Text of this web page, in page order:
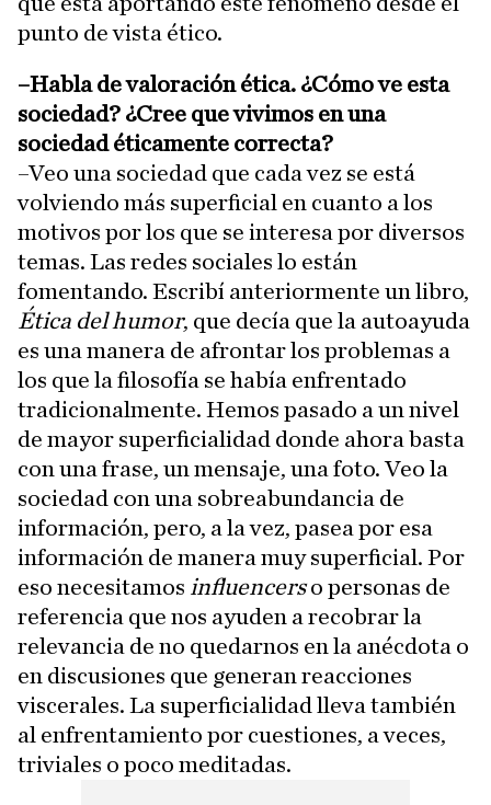
punto de vista ético.
–Habla de valoración ética. ¿Cómo ve esta
sociedad? ¿Cree que vivimos en una
sociedad éticamente correcta?
–Veo una sociedad que cada vez se está
volviendo más superficial en cuanto a los
motivos por los que se interesa por diversos
temas. Las redes sociales lo están
fomentando. Escribí anteriormente un libro,
Ética del humor, que decía que la autoayuda
es una manera de afrontar los problemas a
los que la filosofía se había enfrentado
tradicionalmente. Hemos pasado a un nivel
de mayor superficialidad donde ahora basta
con una frase, un mensaje, una foto. Veo la
sociedad con una sobreabundancia de
información, pero, a la vez, pasea por esa
información de manera muy superficial. Por
eso necesitamos influencerso personas de
referencia que nos ayuden a recobrar la
relevancia de no quedarnos en la anécdota o
en discusiones que generan reacciones
viscerales. La superficialidad lleva también
al enfrentamiento por cuestiones, a veces,
triviales o poco meditadas.